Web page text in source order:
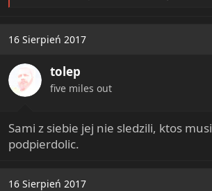
t
o
n
s
16 Sierpień 2017
tolep
five miles out
Sami z siebie jej nie sledzili, ktos
podpierdolic.
16 Sierpień 2017